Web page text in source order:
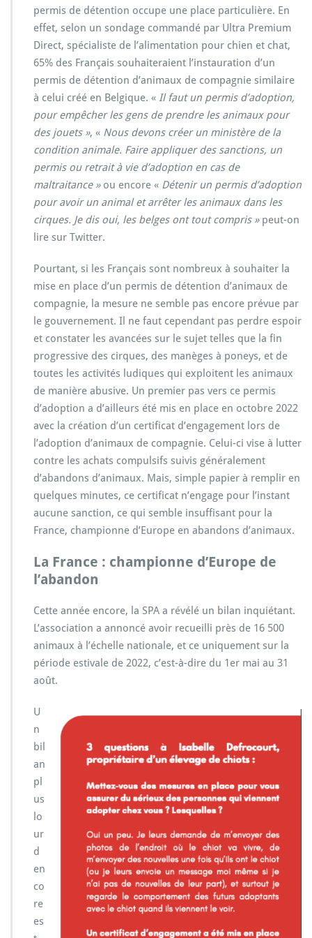
permis de détention occupe une place particulière. En
effet, selon un sondage commandé par Ultra Premium
Direct, spécialiste de l’alimentation pour chien et chat,
65% des Français souhaiteraient l’instauration d’un
permis de détention d’animaux de compagnie similaire
à celui créé en Belgique. « Il faut un permis d’adoption,
pour empêcher les gens de prendre les animaux pour
des jouets », « Nous devons créer un ministère de la
condition animale. Faire appliquer des sanctions, un
permis ou retrait à vie d’adoption en cas de
maltraitance » ou encore « Détenir un permis d’adoption
pour avoir un animal et arrêter les animaux dans les
cirques. Je dis oui, les belges ont tout compris » peut-on
lire sur Twitter.
Pourtant, si les Français sont nombreux à souhaiter la
mise en place d’un permis de détention d’animaux de
compagnie, la mesure ne semble pas encore prévue par
le gouvernement. Il ne faut cependant pas perdre espoir
et constater les avancées sur le sujet telles que la fin
progressive des cirques, des manèges à poneys, et de
toutes les activités ludiques qui exploitent les animaux
de manière abusive. Un premier pas vers ce permis
d’adoption a d’ailleurs été mis en place en octobre 2022
avec la création d’un certificat d’engagement lors de
l’adoption d’animaux de compagnie. Celui-ci vise à lutter
contre les achats compulsifs suivis généralement
d’abandons d’animaux. Mais, simple papier à remplir en
quelques minutes, ce certificat n’engage pour l’instant
aucune sanction, ce qui semble insuffisant pour la
France, championne d’Europe en abandons d’animaux.
La France : championne d’Europe de
l’abandon
Cette année encore, la SPA a révélé un bilan inquiétant.
L’association a annoncé avoir recueilli près de 16 500
animaux à l’échelle nationale, et ce uniquement sur la
période estivale de 2022, c’est-à-dire du 1er mai au 31
août.
U
n
bil
an
pl
us
lo
ur
d
en
co
re
es